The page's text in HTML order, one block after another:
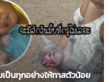
ป็นทุกอย่างให้ทาสตัวน้อย